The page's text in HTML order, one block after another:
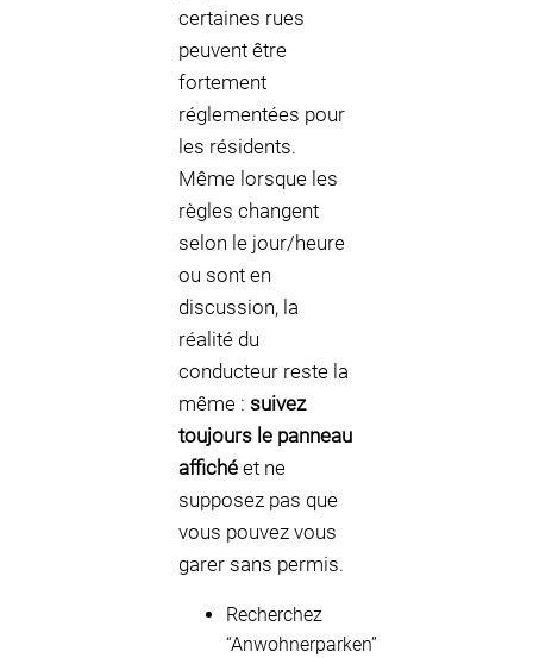
certaines rues
peuvent être
fortement
réglementées pour
les résidents.
Même lorsque les
règles changent
selon le jour/heure
ou sont en
discussion, la
réalité du
conducteur reste la
même : suivez
toujours le panneau
affiché et ne
supposez pas que
vous pouvez vous
garer sans permis.
Recherchez
“Anwohnerparken”